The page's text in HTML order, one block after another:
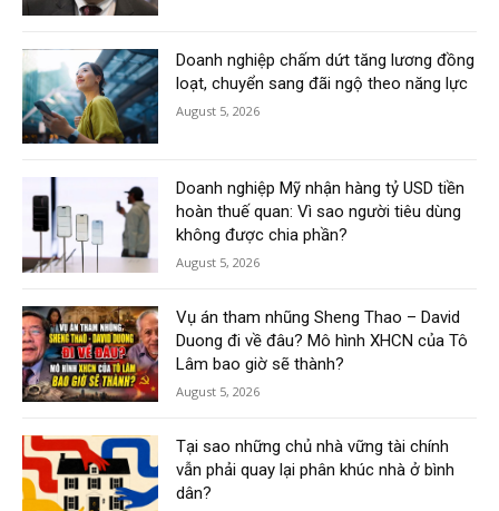
Doanh nghiệp chấm dứt tăng lương đồng
loạt, chuyển sang đãi ngộ theo năng lực
August 5, 2026
Doanh nghiệp Mỹ nhận hàng tỷ USD tiền
hoàn thuế quan: Vì sao người tiêu dùng
không được chia phần?
August 5, 2026
Vụ án tham nhũng Sheng Thao – David
Duong đi về đâu? Mô hình XHCN của Tô
Lâm bao giờ sẽ thành?
August 5, 2026
Tại sao những chủ nhà vững tài chính
vẫn phải quay lại phân khúc nhà ở bình
dân?